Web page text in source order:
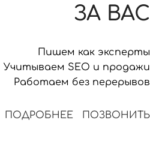
ЗА ВАС
Пишем как эксперты
Учитываем SEO и продажи
Работаем без перерывов
ПОДРОБНЕЕ ПОЗВОНИТЬ